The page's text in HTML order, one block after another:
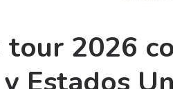
tour 2026